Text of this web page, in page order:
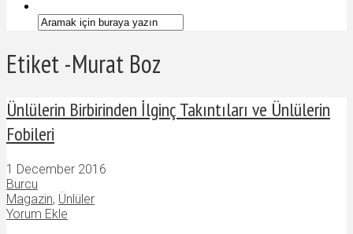
Etiket -Murat Boz
Ünlülerin Birbirinden İlginç Takıntıları ve Ünlülerin
Fobileri
1 December 2016
Burcu
Magazin, Ünlüler
Yorum Ekle